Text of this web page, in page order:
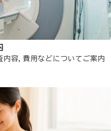
内容，費用などについてご案内